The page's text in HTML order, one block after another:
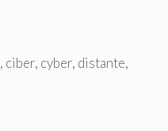
, ciber, cyber, distante,